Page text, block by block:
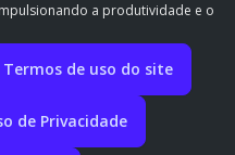
a produtividade e o
Termos de uso do site
de Privacidade